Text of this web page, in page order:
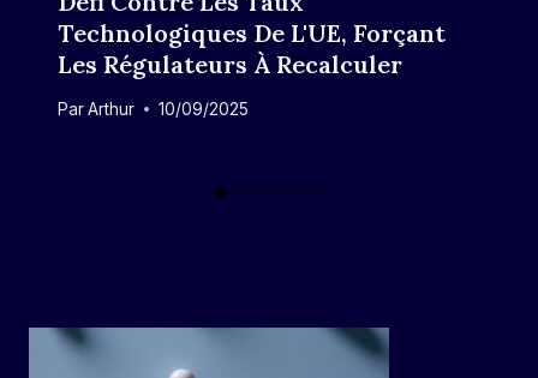
Technologiques De L'UE, Forçant
Les Régulateurs À Recalculer
ParArthur 10/09/2025